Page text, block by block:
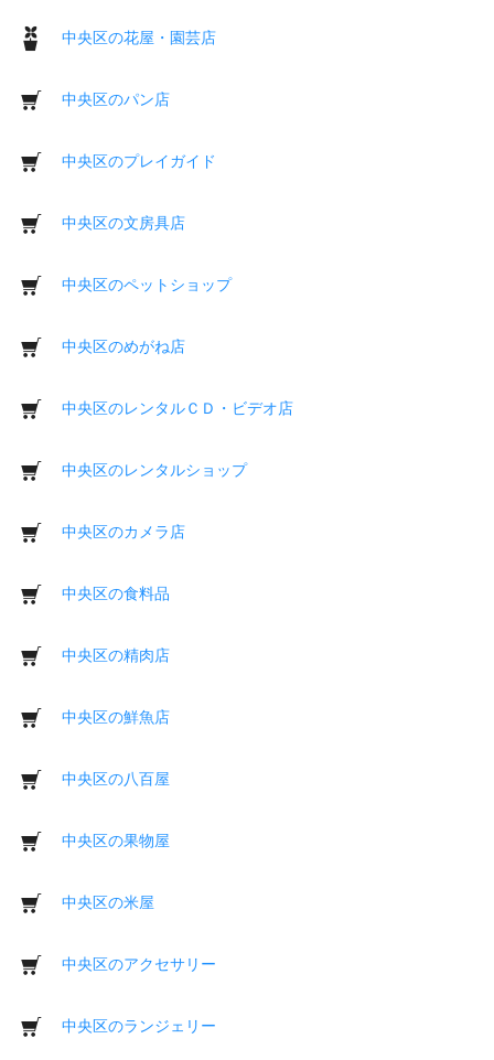
中央区の花屋・園芸店
中央区のパン店
中央区のプレイガイド
中央区の文房具店
中央区のペットショップ
中央区のめがね店
中央区のレンタルＣＤ・ビデオ店
中央区のレンタルショップ
中央区のカメラ店
中央区の食料品
中央区の精肉店
中央区の鮮魚店
中央区の八百屋
中央区の果物屋
中央区の米屋
中央区のアクセサリー
中央区のランジェリー